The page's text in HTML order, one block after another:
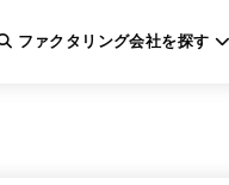
ファクタリング会社を探す